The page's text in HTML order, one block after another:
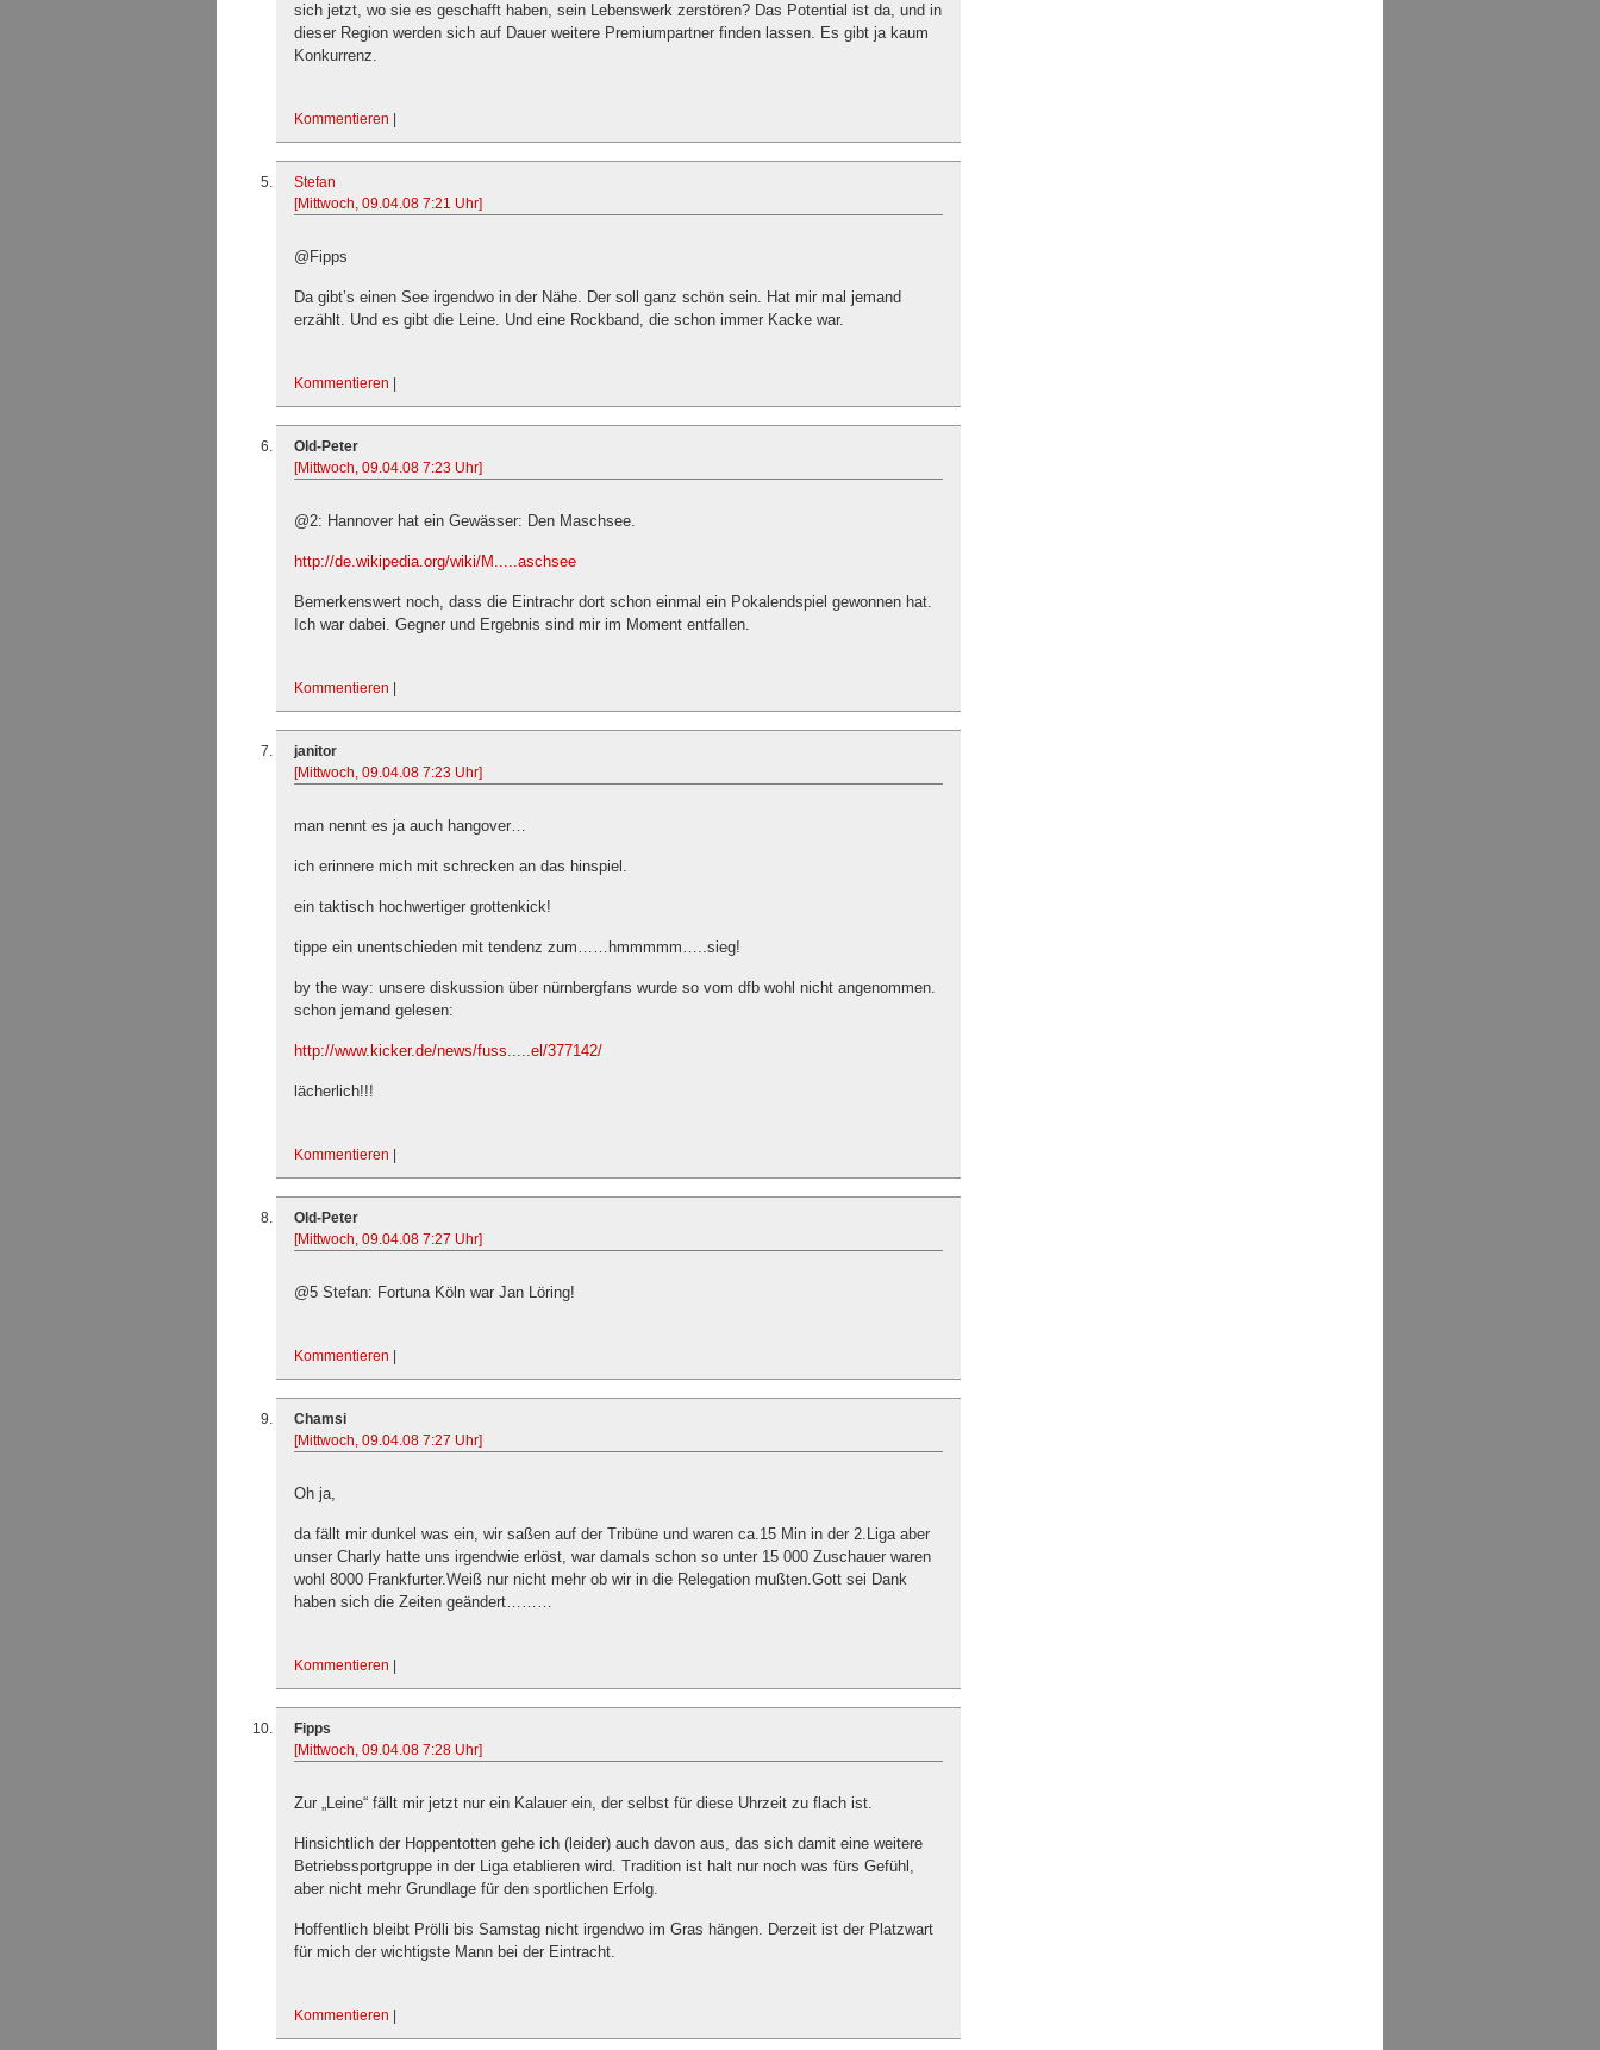
sich jetzt, wo sie es geschafft haben, sein Lebenswerk zerstören? Das Potential ist da, und in
dieser Region werden sich auf Dauer weitere Premiumpartner finden lassen. Es gibt ja kaum
Konkurrenz.
Kommentieren
Stefan
[Mittwoch, 09.04.08 7:21 Uhr]
@Fipps
Da gibt’s einen See irgendwo in der Nähe. Der soll ganz schön sein. Hat mir mal jemand
erzählt. Und es gibt die Leine. Und eine Rockband, die schon immer Kacke war.
Kommentieren
Old-Peter
[Mittwoch, 09.04.08 7:23 Uhr]
@2: Hannover hat ein Gewässer: Den Maschsee.
http://de.wikipedia.org/wiki/M.....aschsee
Bemerkenswert noch, dass die Eintrachr dort schon einmal ein Pokalendspiel gewonnen hat.
Ich war dabei. Gegner und Ergebnis sind mir im Moment entfallen.
Kommentieren
janitor
[Mittwoch, 09.04.08 7:23 Uhr]
man nennt es ja auch hangover…
ich erinnere mich mit schrecken an das hinspiel.
ein taktisch hochwertiger grottenkick!
tippe ein unentschieden mit tendenz zum……hmmmmm…..sieg!
by the way: unsere diskussion über nürnbergfans wurde so vom dfb wohl nicht angenommen.
schon jemand gelesen:
http://www.kicker.de/news/fuss.....el/377142/
lächerlich!!!
Kommentieren
Old-Peter
[Mittwoch, 09.04.08 7:27 Uhr]
@5 Stefan: Fortuna Köln war Jan Löring!
Kommentieren
Chamsi
[Mittwoch, 09.04.08 7:27 Uhr]
Oh ja,
da fällt mir dunkel was ein, wir saßen auf der Tribüne und waren ca.15 Min in der 2.Liga aber
unser Charly hatte uns irgendwie erlöst, war damals schon so unter 15 000 Zuschauer waren
wohl 8000 Frankfurter.Weiß nur nicht mehr ob wir in die Relegation mußten.Gott sei Dank
haben sich die Zeiten geändert………
Kommentieren
Fipps
[Mittwoch, 09.04.08 7:28 Uhr]
Zur „Leine“ fällt mir jetzt nur ein Kalauer ein, der selbst für diese Uhrzeit zu flach ist.
Hinsichtlich der Hoppentotten gehe ich (leider) auch davon aus, das sich damit eine weitere
Betriebssportgruppe in der Liga etablieren wird. Tradition ist halt nur noch was fürs Gefühl,
aber nicht mehr Grundlage für den sportlichen Erfolg.
Hoffentlich bleibt Prölli bis Samstag nicht irgendwo im Gras hängen. Derzeit ist der Platzwart
für mich der wichtigste Mann bei der Eintracht.
Kommentieren